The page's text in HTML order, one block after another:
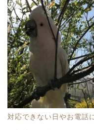
対応できない日やお電話